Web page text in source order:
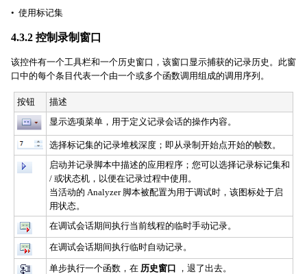
• 使用标记集
4.3.2 控制录制窗口
该控件有一个工具栏和一个历史窗口，该窗口显示捕获的记录历史。此窗
口中的每个条目代表一个由一个或多个函数调用组成的调用序列。
按钮
描述
显示选项菜单，用于定义记录会话的操作内容。
选择标记集的记录堆栈深度；即从录制开始点开始的帧数。
启动并记录脚本中描述的应用程序；您可以选择记录标记集和
/ 或状态机，以便在记录过程中使用。
当活动的 Analyzer 脚本被配置为用于调试时，该图标处于启
用状态。
在调试会话期间执行当前线程的临时手动记录。
在调试会话期间执行临时自动记录。
单步执行一个函数，在 历史窗口
，退了出去。